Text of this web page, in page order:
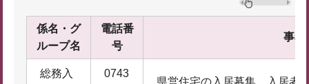
係名・グ
ループ名
電話番
号
事務
総務入
0743
県営住宅の入居募集、入居者